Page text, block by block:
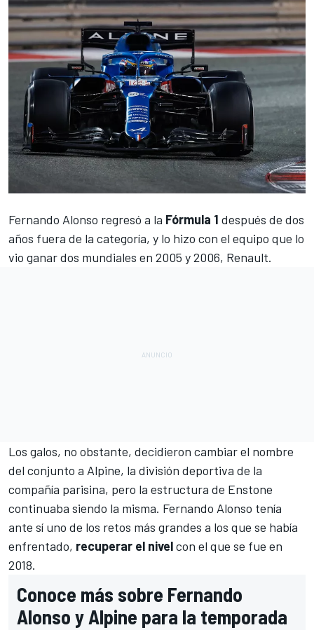
Fernando Alonso regresó a la Fórmula 1 después de dos
años fuera de la categoría, y lo hizo con el equipo que lo
vio ganar dos mundiales en 2005 y 2006, Renault.
Los galos, no obstante, decidieron cambiar el nombre
del conjunto a Alpine, la división deportiva de la
compañía parisina, pero la estructura de Enstone
continuaba siendo la misma. Fernando Alonso tenía
ante sí uno de los retos más grandes a los que se había
enfrentado, recuperar el nivelcon el que se fue en
2018.
Conoce más sobre Fernando
Alonso y Alpine para la temporada